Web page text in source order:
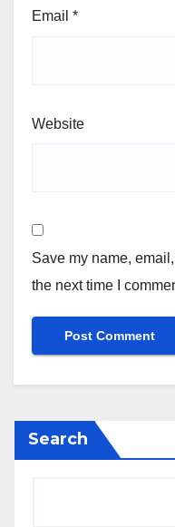
Email *
Website
Save my name,
the next time I
Search